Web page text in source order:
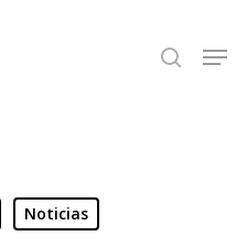
search
Noticias
Close